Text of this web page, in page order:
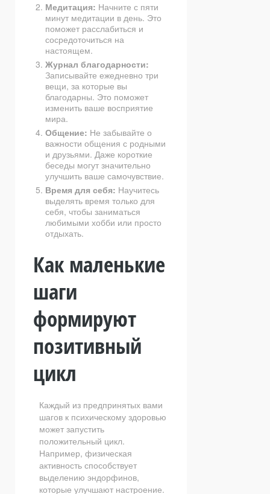
Медитация: Начните с пяти
минут медитации в день. Это
поможет расслабиться и
сосредоточиться на
настоящем.
Журнал благодарности:
Записывайте ежедневно три
вещи, за которые вы
благодарны. Это поможет
изменить ваше восприятие
мира.
Общение: Не забывайте о
важности общения с родными
и друзьями. Даже короткие
беседы могут значительно
улучшить ваше самочувствие.
Время для себя: Научитесь
выделять время только для
себя, чтобы заниматься
любимыми хобби или просто
отдыхать.
Как маленькие
шаги
формируют
позитивный
цикл
Каждый из предпринятых вами
шагов к психическому здоровью
может запустить
положительный цикл.
Например, физическая
активность способствует
выделению эндорфинов,
которые улучшают настроение.